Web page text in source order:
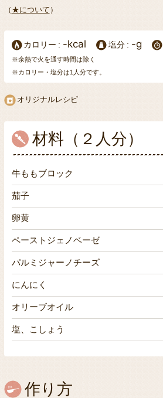
（ ★について ）
カロリー -kcal 塩分 -g
※余熱で火を通す時間は除く
※カロリー・塩分は1人分です。
オリジナルレシピ
材料（２人分）
牛ももブロック
茄子
卵黄
ペーストジェノベーゼ
パルミジャーノチーズ
にんにく
オリーブオイル
塩、こしょう
作り方